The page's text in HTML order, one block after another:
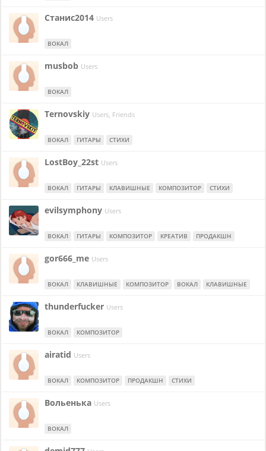
Станис2014 Users
ВОКАЛ
musbob Users
ВОКАЛ
Ternovskiy Users, Friends
ВОКАЛ ГИТАРЫ СТИХИ
LostBoy_22st Users
ВОКАЛ ГИТАРЫ КЛАВИШНЫЕ КОМПОЗИТОР СТИХИ
evilsymphony Users
ВОКАЛ ГИТАРЫ КОМПОЗИТОР КРЕАТИВ ПРОДАКШН
gor666_me Users
ВОКАЛ КЛАВИШНЫЕ КОМПОЗИТОР ВОКАЛ КЛАВИШНЫЕ
thunderfucker Users
ВОКАЛ КОМПОЗИТОР
airatid Users
ВОКАЛ КОМПОЗИТОР ПРОДАКШН СТИХИ
Вольенька Users
ВОКАЛ